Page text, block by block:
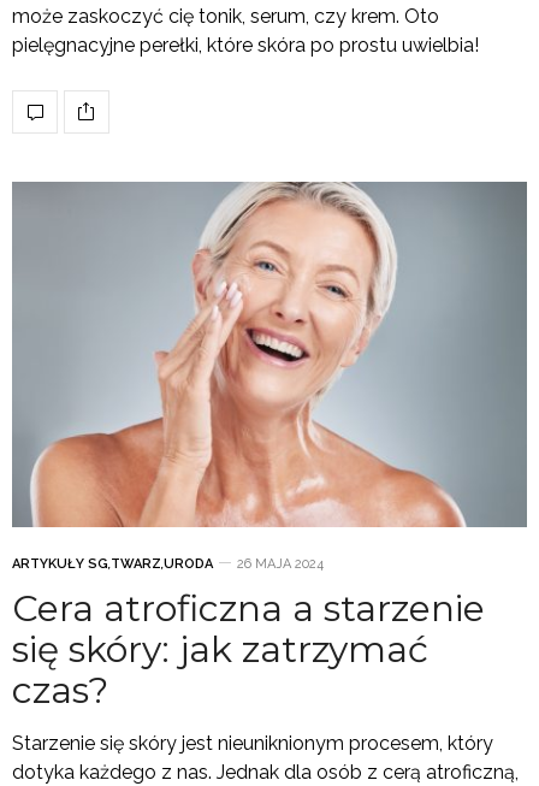
może zaskoczyć cię tonik, serum, czy krem. Oto
pielęgnacyjne perełki, które skóra po prostu uwielbia!
ARTYKUŁY SG,TWARZ,URODA 26 MAJA 2024
Cera atroficzna a starzenie
się skóry: jak zatrzymać
czas?
Starzenie się skóry jest nieuniknionym procesem, który
dotyka każdego z nas. Jednak dla osób z cerą atroficzną,